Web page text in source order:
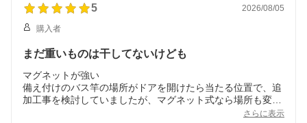
収納 布団 タオル
5 2026/08/05
購入者
まだ重いものは干してないけども
マグネットが強い
備え付けのバス竿の場所がドアを開けたら当たる位置で、追
加工事を検討していましたが、マグネット式なら場所も変え
られるし、使い勝手が良さそうだと思って購入しました。
さらに表示